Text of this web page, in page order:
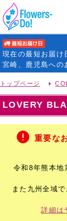
現在の最短お届け
宮崎、鹿児島への
トップページ
LOVERY
重要な
令和8年熊本地
また九州全域
詳細は